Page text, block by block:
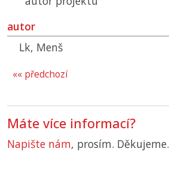
autor
Lk, Menš
«« předchozí
Máte více informací?
Napište nám, prosím. Děkujeme.